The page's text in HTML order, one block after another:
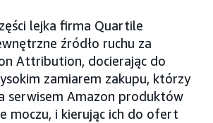
lejka firma Quartile
źródło ruchu za
Attribution, docierając do
zamiarem zakupu, którzy
serwisem Amazon produktów
moczu, i kierując ich do ofert